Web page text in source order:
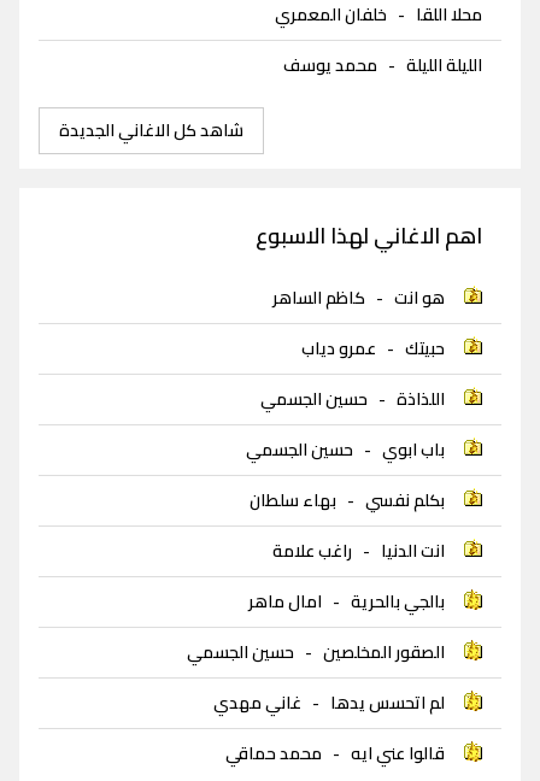
محلا اللقا - خلفان المعمري
الليلة الليلة - محمد يوسف
شاهد كل الاغاني الجديدة
اهم الاغاني لهذا الاسبوع
هو انت - كاظم الساهر
حبيتك - عمرو دياب
اللذاذة - حسين الجسمي
باب ابوي - حسين الجسمي
بكلم نفسي - بهاء سلطان
انت الدنيا - راغب علامة
بالجي بالحرية - امال ماهر
الصقور المخلصين - حسين الجسمي
لم اتحسس يدها - غاني مهدي
قالوا عني ايه - محمد حماقي